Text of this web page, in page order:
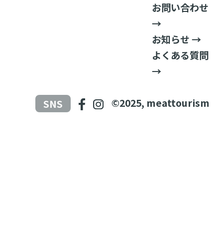
お問い合わせ
→
お知らせ →
よくある質問
→
SNS ©2025, meattourism